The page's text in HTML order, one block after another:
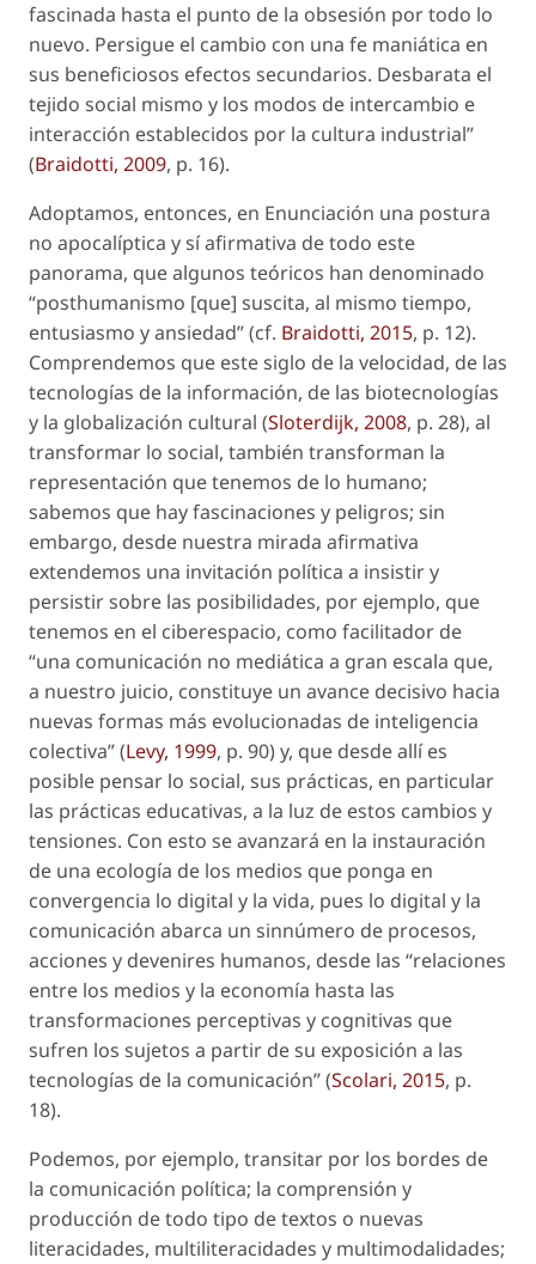
fascinada hasta el punto de la obsesión por todo lo
nuevo. Persigue el cambio con una fe maniática en
sus beneficiosos efectos secundarios. Desbarata el
tejido social mismo y los modos de intercambio e
interacción establecidos por la cultura industrial”
(Braidotti, 2009, p. 16).
Adoptamos, entonces, en Enunciación una postura
no apocalíptica y sí afirmativa de todo este
panorama, que algunos teóricos han denominado
“posthumanismo [que] suscita, al mismo tiempo,
entusiasmo y ansiedad” (cf. Braidotti, 2015, p. 12).
Comprendemos que este siglo de la velocidad, de las
tecnologías de la información, de las biotecnologías
y la globalización cultural (Sloterdijk, 2008, p. 28), al
transformar lo social, también transforman la
representación que tenemos de lo humano;
sabemos que hay fascinaciones y peligros; sin
embargo, desde nuestra mirada afirmativa
extendemos una invitación política a insistir y
persistir sobre las posibilidades, por ejemplo, que
tenemos en el ciberespacio, como facilitador de
“una comunicación no mediática a gran escala que,
a nuestro juicio, constituye un avance decisivo hacia
nuevas formas más evolucionadas de inteligencia
colectiva” (Levy, 1999, p. 90) y, que desde allí es
posible pensar lo social, sus prácticas, en particular
las prácticas educativas, a la luz de estos cambios y
tensiones. Con esto se avanzará en la instauración
de una ecología de los medios que ponga en
convergencia lo digital y la vida, pues lo digital y la
comunicación abarca un sinnúmero de procesos,
acciones y devenires humanos, desde las “relaciones
entre los medios y la economía hasta las
transformaciones perceptivas y cognitivas que
sufren los sujetos a partir de su exposición a las
tecnologías de la comunicación” (Scolari, 2015, p.
18).
Podemos, por ejemplo, transitar por los bordes de
la comunicación política; la comprensión y
producción de todo tipo de textos o nuevas
literacidades, multiliteracidades y multimodalidades;